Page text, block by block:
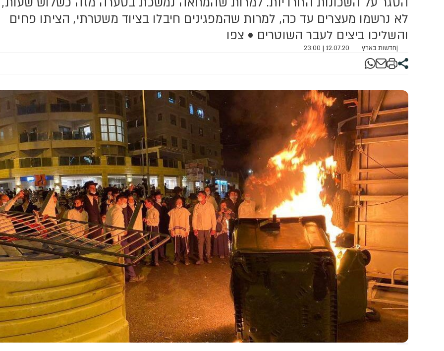
הביטחון (שפירא)
לא נרשמו מעצרים עד כה, למרות שהמפגינים חיבלו בציוד משטרתי, הציתו פחים
והשליכו ביצים לעבר השוטרים • צפו
|חדשות בארץ 12.07.20 | 23:00